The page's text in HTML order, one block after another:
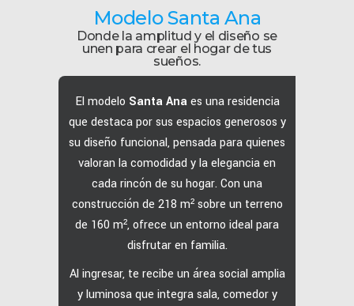
Modelo Santa Ana
Donde la amplitud y el diseño se
unen para crear el hogar de tus
sueños.
El modelo Santa Anaes una residencia
que destaca por sus espacios generosos y
su diseño funcional, pensada para quienes
valoran la comodidad y la elegancia en
cada rincón de su hogar. Con una
construcción de 218 m² sobre un terreno
de 160 m², ofrece un entorno ideal para
disfrutar en familia.
Al ingresar, te recibe un área social amplia
y luminosa que integra sala, comedor y